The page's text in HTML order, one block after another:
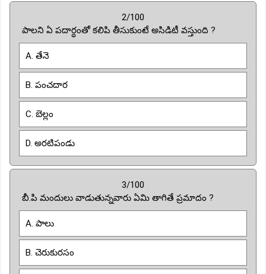
2/100
పాలని ఏ పదార్ధంతో కలిపి తీసుకుంటే అసిడిటీ వస్తుంది ?
A. తేనె
B. పంచదార
C. బెల్లం
D. అరటిపండు
3/100
బీ.పి మందులు వాడుతున్నవారు ఏమి తాగితే ప్రమాదం ?
A. పాలు
B. చెరుకురసం